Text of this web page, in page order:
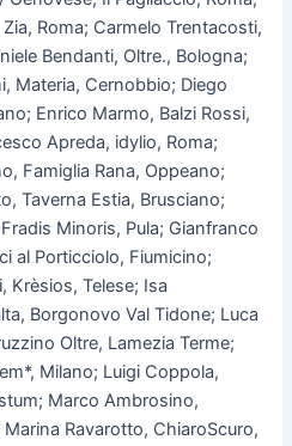
Roma; Carmelo Trentacosti,
Bendanti, Oltre., Bologna;
Materia, Cernobbio; Diego
Enrico Marmo, Balzi Rossi,
Apreda, idylio, Roma;
Famiglia Rana, Oppeano;
Taverna Estia, Brusciano;
Minoris, Pula; Gianfranco
al Porticciolo, Fiumicino;
Krèsios, Telese; Isa
Borgonovo Val Tidone; Luca
Oltre, Lamezia Terme;
Milano; Luigi Coppola,
Marco Ambrosino,
Ravarotto, ChiaroScuro,